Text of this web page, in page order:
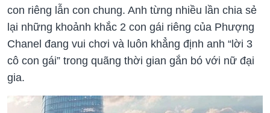
con riêng lẫn con chung. Anh từng nhiều lần chia sẻ
lại những khoảnh khắc 2 con gái riêng của Phượng
Chanel đang vui chơi và luôn khẳng định anh “lời 3
cô con gái” trong quãng thời gian gắn bó với nữ đại
gia.